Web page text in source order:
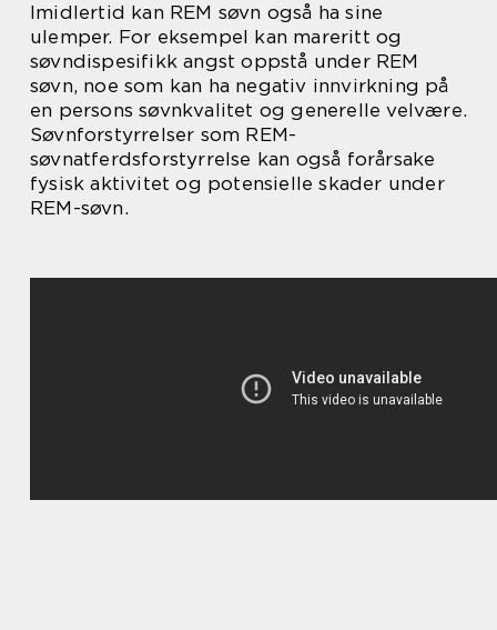
Imidlertid kan REM søvn også ha sine
ulemper. For eksempel kan mareritt og
søvndispesifikk angst oppstå under REM
søvn, noe som kan ha negativ innvirkning på
en persons søvnkvalitet og generelle velvære.
Søvnforstyrrelser som REM-
søvnatferdsforstyrrelse kan også forårsake
fysisk aktivitet og potensielle skader under
REM-søvn.